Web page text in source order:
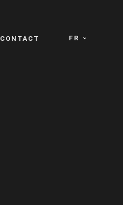
FR
CONTACT